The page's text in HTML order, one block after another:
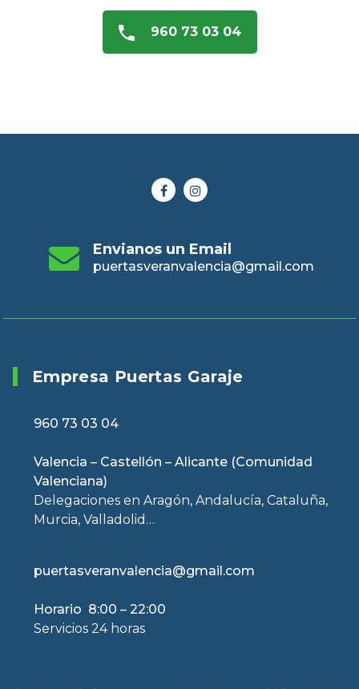
960 73 03 04
Envianos un Email
puertasveranvalencia@gmail.com
Empresa Puertas Garaje
960 73 03 04
Valencia – Castellón – Alicante (Comunidad
Valenciana)
Delegaciones en Aragón, Andalucía, Cataluña,
Murcia, Valladolid…
puertasveranvalencia@gmail.com
Horario 8:00 – 22:00
Servicios 24 horas